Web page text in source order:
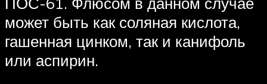
может быть как соляная кислота,
гашенная цинком, так и канифоль
или аспирин.